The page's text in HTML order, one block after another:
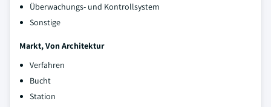
Überwachungs- und Kontrollsystem
Sonstige
Markt, Von Architektur
Verfahren
Bucht
Station